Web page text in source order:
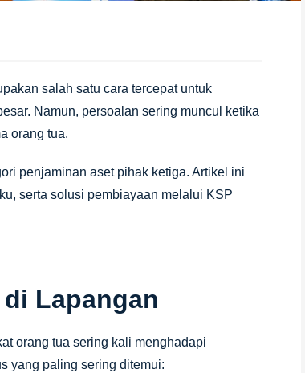
salah satu cara tercepat untuk
Namun, persoalan sering muncul ketika
orang tua.
penjaminan aset pihak ketiga. Artikel ini
serta solusi pembiayaan melalui KSP
Lapangan
orang tua sering kali menghadapi
yang paling sering ditemui: